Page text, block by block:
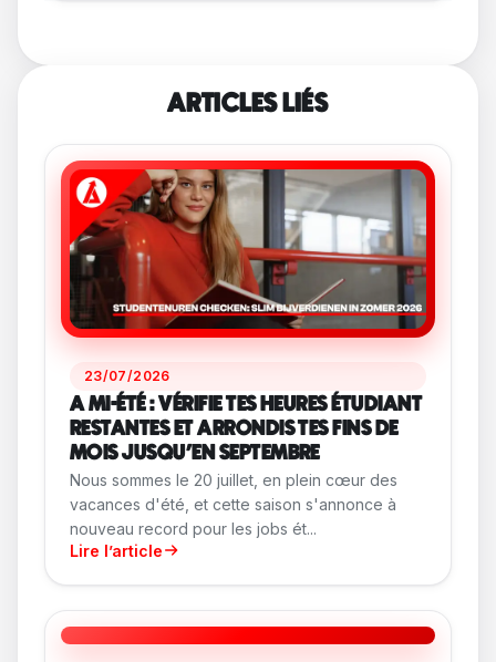
ARTICLES LIÉS
23/07/2026
A MI-ÉTÉ : VÉRIFIE TES HEURES ÉTUDIANT
RESTANTES ET ARRONDIS TES FINS DE
MOIS JUSQU'EN SEPTEMBRE
Nous sommes le 20 juillet, en plein cœur des
vacances d'été, et cette saison s'annonce à
nouveau record pour les jobs ét...
Lire l’article